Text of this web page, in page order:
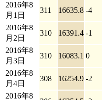
2016年8
月1日
311 16635.8 -4
2016年8
月2日
310 16391.4 -1
2016年8
月3日
310 16083.1 0
2016年8
月4日
308 16254.9 -2
2016年8